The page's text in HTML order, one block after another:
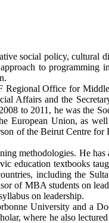
social policy, cultural
to programming
Regional Office for
Affairs and the
to 2011, he was the
European Union, as
of the Beirut Centre
methodologies. He has
education textbooks
including the
of MBA students on
on leadership.
University and a
where he also